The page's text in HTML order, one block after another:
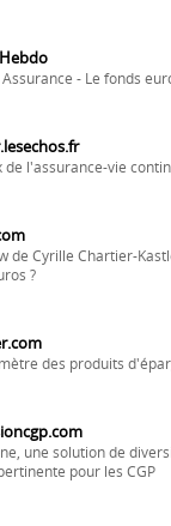
Assurance - Le fonds
de l'assurance-vie
de Cyrille Chartier-
?
des produits
une solution de
pour les CGP